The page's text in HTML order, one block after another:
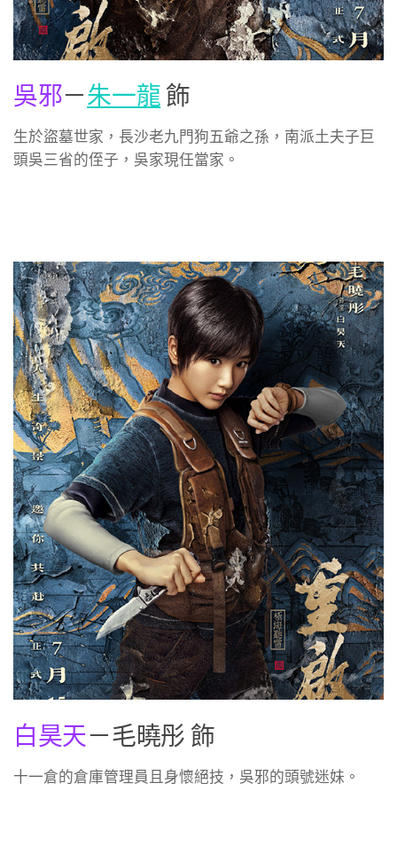
吳邪－朱一龍 飾
生於盜墓世家，長沙老九門狗五爺之孫，南派土夫子巨
頭吳三省的侄子，吳家現任當家。
白昊天－毛曉彤 飾
十一倉的倉庫管理員且身懷絕技，吳邪的頭號迷妹。